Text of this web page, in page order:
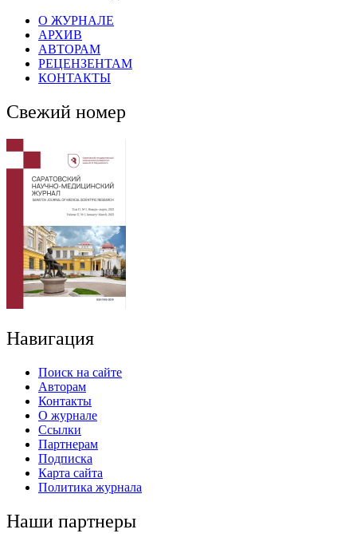
О ЖУРНАЛЕ
АРХИВ
АВТОРАМ
РЕЦЕНЗЕНТАМ
КОНТАКТЫ
Свежий номер
Навигация
Поиск на сайте
Авторам
Контакты
О журнале
Ссылки
Партнерам
Подписка
Карта сайта
Политика журнала
Наши партнеры